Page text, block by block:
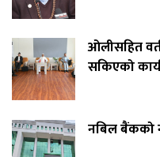
ओलीसहित
सकिएको
नबिल बैंकको